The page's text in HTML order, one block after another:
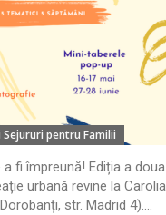
pentru Familii
fi împreună! Ediția a doua
urbană revine la Carolia
str. Madrid 4)....